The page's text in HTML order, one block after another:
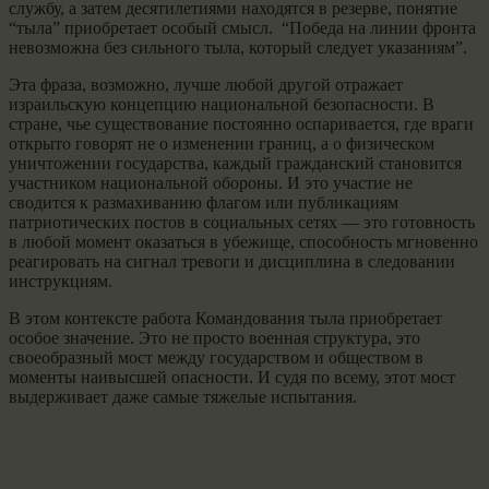
службу, а затем десятилетиями находятся в резерве, понятие
“тыла” приобретает особый смысл. “Победа на линии фронта
невозможна без сильного тыла, который следует указаниям”.
Эта фраза, возможно, лучше любой другой отражает
израильскую концепцию национальной безопасности. В
стране, чье существование постоянно оспаривается, где враги
открыто говорят не о изменении границ, а о физическом
уничтожении государства, каждый гражданский становится
участником национальной обороны. И это участие не
сводится к размахиванию флагом или публикациям
патриотических постов в социальных сетях — это готовность
в любой момент оказаться в убежище, способность мгновенно
реагировать на сигнал тревоги и дисциплина в следовании
инструкциям.
В этом контексте работа Командования тыла приобретает
особое значение. Это не просто военная структура, это
своеобразный мост между государством и обществом в
моменты наивысшей опасности. И судя по всему, этот мост
выдерживает даже самые тяжелые испытания.